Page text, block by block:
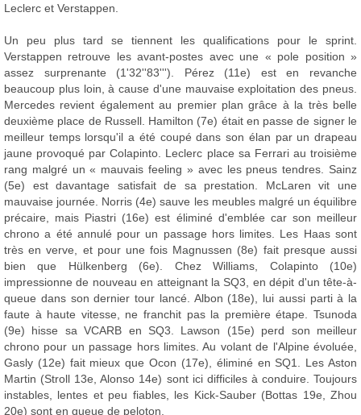
Leclerc et Verstappen.
Un peu plus tard se tiennent les qualifications pour le sprint.
Verstappen retrouve les avant-postes avec une « pole position »
assez surprenante (1'32''83'''). Pérez (11e) est en revanche
beaucoup plus loin, à cause d'une mauvaise exploitation des pneus.
Mercedes revient également au premier plan grâce à la très belle
deuxième place de Russell. Hamilton (7e) était en passe de signer le
meilleur temps lorsqu'il a été coupé dans son élan par un drapeau
jaune provoqué par Colapinto. Leclerc place sa Ferrari au troisième
rang malgré un « mauvais feeling » avec les pneus tendres. Sainz
(5e) est davantage satisfait de sa prestation. McLaren vit une
mauvaise journée. Norris (4e) sauve les meubles malgré un équilibre
précaire, mais Piastri (16e) est éliminé d'emblée car son meilleur
chrono a été annulé pour un passage hors limites. Les Haas sont
très en verve, et pour une fois Magnussen (8e) fait presque aussi
bien que Hülkenberg (6e). Chez Williams, Colapinto (10e)
impressionne de nouveau en atteignant la SQ3, en dépit d'un tête-à-
queue dans son dernier tour lancé. Albon (18e), lui aussi parti à la
faute à haute vitesse, ne franchit pas la première étape. Tsunoda
(9e) hisse sa VCARB en SQ3. Lawson (15e) perd son meilleur
chrono pour un passage hors limites. Au volant de l'Alpine évoluée,
Gasly (12e) fait mieux que Ocon (17e), éliminé en SQ1. Les Aston
Martin (Stroll 13e, Alonso 14e) sont ici difficiles à conduire. Toujours
instables, lentes et peu fiables, les Kick-Sauber (Bottas 19e, Zhou
20e) sont en queue de peloton.